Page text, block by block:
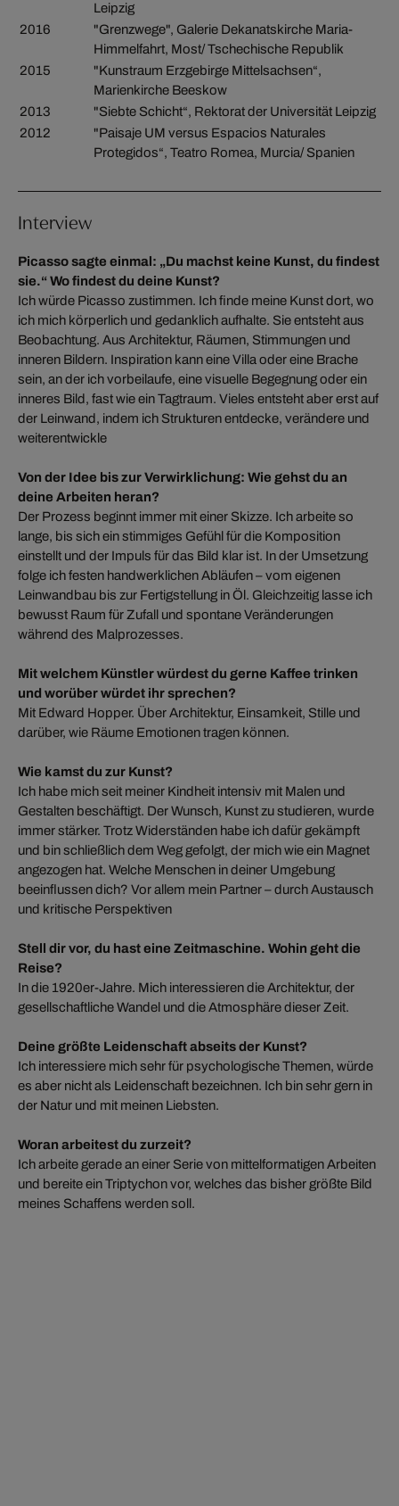
Leipzig
2016
"Grenzwege", Galerie Dekanatskirche Maria-
Himmelfahrt, Most/ Tschechische Republik
2015
"Kunstraum Erzgebirge Mittelsachsen“,
Marienkirche Beeskow
2013
"Siebte Schicht“, Rektorat der Universität Leipzig
2012
"Paisaje UM versus Espacios Naturales
Protegidos“, Teatro Romea, Murcia/ Spanien
Interview
Picasso sagte einmal: „Du machst keine Kunst, du findest
sie.“ Wo findest du deine Kunst?
Ich würde Picasso zustimmen. Ich finde meine Kunst dort, wo
ich mich körperlich und gedanklich aufhalte. Sie entsteht aus
Beobachtung. Aus Architektur, Räumen, Stimmungen und
inneren Bildern. Inspiration kann eine Villa oder eine Brache
sein, an der ich vorbeilaufe, eine visuelle Begegnung oder ein
inneres Bild, fast wie ein Tagtraum. Vieles entsteht aber erst auf
der Leinwand, indem ich Strukturen entdecke, verändere und
weiterentwickle
Von der Idee bis zur Verwirklichung: Wie gehst du an
deine Arbeiten heran?
Der Prozess beginnt immer mit einer Skizze. Ich arbeite so
lange, bis sich ein stimmiges Gefühl für die Komposition
einstellt und der Impuls für das Bild klar ist. In der Umsetzung
folge ich festen handwerklichen Abläufen – vom eigenen
Leinwandbau bis zur Fertigstellung in Öl. Gleichzeitig lasse ich
bewusst Raum für Zufall und spontane Veränderungen
während des Malprozesses.
Mit welchem Künstler würdest du gerne Kaffee trinken
und worüber würdet ihr sprechen?
Mit Edward Hopper. Über Architektur, Einsamkeit, Stille und
darüber, wie Räume Emotionen tragen können.
Wie kamst du zur Kunst?
Ich habe mich seit meiner Kindheit intensiv mit Malen und
Gestalten beschäftigt. Der Wunsch, Kunst zu studieren, wurde
immer stärker. Trotz Widerständen habe ich dafür gekämpft
und bin schließlich dem Weg gefolgt, der mich wie ein Magnet
angezogen hat. Welche Menschen in deiner Umgebung
beeinflussen dich? Vor allem mein Partner – durch Austausch
und kritische Perspektiven
Stell dir vor, du hast eine Zeitmaschine. Wohin geht die
Reise?
In die 1920er-Jahre. Mich interessieren die Architektur, der
gesellschaftliche Wandel und die Atmosphäre dieser Zeit.
Deine größte Leidenschaft abseits der Kunst?
Ich interessiere mich sehr für psychologische Themen, würde
es aber nicht als Leidenschaft bezeichnen. Ich bin sehr gern in
der Natur und mit meinen Liebsten.
Woran arbeitest du zurzeit?
Ich arbeite gerade an einer Serie von mittelformatigen Arbeiten
und bereite ein Triptychon vor, welches das bisher größte Bild
meines Schaffens werden soll.